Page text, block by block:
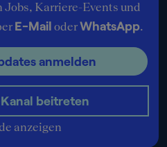
Karriere-Events und
E-Mail oderWhatsApp.
anmelden
beitreten
anzeigen